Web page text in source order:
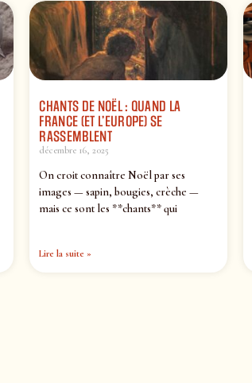
CHANTS DE NOËL : QUAND LA
FRANCE (ET L’EUROPE) SE
RASSEMBLENT
décembre 16, 2025
On croit connaître Noël par ses
images — sapin, bougies, crèche —
mais ce sont les **chants** qui
Lire la suite »